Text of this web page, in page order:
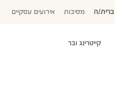
ברית/ה מסיבות אירועים עסקיים
קייטרינג ובר